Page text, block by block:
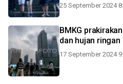
25 September 2024
BMKG
dan hujan ringan
17 September 2024